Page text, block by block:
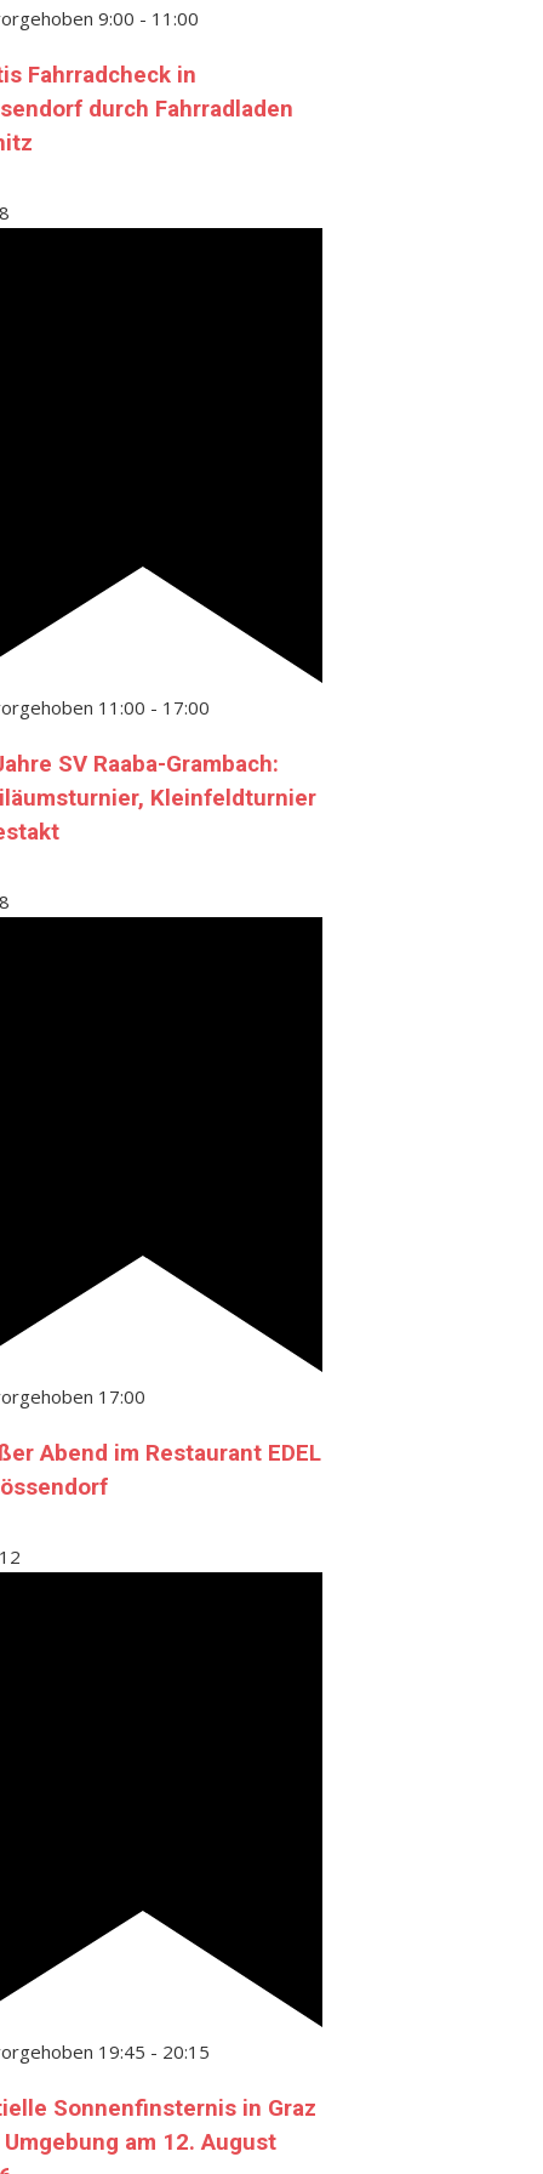
9:00 - 11:00
Fahrradcheck in
durch Fahrradladen
8
11:00 - 17:00
SV Raaba-Grambach:
Kleinfeldturnier
8
17:00
Abend im Restaurant EDEL
12
19:45 - 20:15
Sonnenfinsternis in Graz
am 12. August